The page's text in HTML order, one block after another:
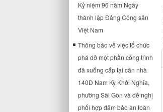
Kỷ niệm 96 năm Ngày
thành lập Đảng Cộng sản
Việt Nam
Thông báo về việc tổ chức
phá dỡ một phần công trình
đã xuống cấp tại căn nhà
140D Nam Kỳ Khởi Nghĩa,
phường Sài Gòn và đề nghị
phối hợp đảm bảo an toàn